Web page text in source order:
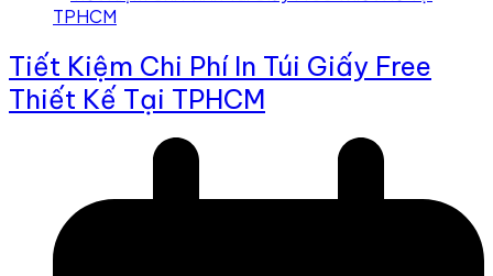
Tiết Kiệm Chi Phí In Túi Giấy Free
Thiết Kế Tại TPHCM